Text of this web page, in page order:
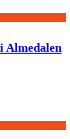
Almedalen